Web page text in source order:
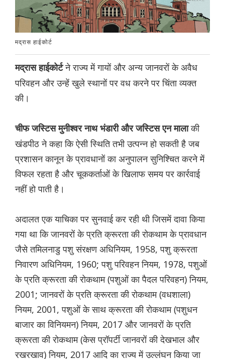
मद्रास हाईकोर्ट
मद्रास हाईकोर्टने राज्य में गायों और अन्य जानवरों के अवैध
परिवहन और उन्हें खुले स्थानों पर वध करने पर चिंता व्यक्त
की।
चीफ जस्टिस मुनीश्वर नाथ भंडारी और जस्टिस एन मालाकी
खंडपीठ ने कहा कि ऐसी स्थिति तभी उत्पन्न हो सकती है जब
प्रशासन कानून के प्रावधानों का अनुपालन सुनिश्चित करने में
विफल रहता है और चूककर्ताओं के खिलाफ समय पर कार्रवाई
नहीं हो पाती है।
अदालत एक याचिका पर सुनवाई कर रही थी जिसमें दावा किया
गया था कि जानवरों के प्रति क्रूरता की रोकथाम के प्रावधान
जैसे तमिलनाडु पशु संरक्षण अधिनियम, 1958, पशु क्रूरता
निवारण अधिनियम, 1960; पशु परिवहन नियम, 1978, पशुओं
के प्रति क्रूरता की रोकथाम (पशुओं का पैदल परिवहन) नियम,
2001; जानवरों के प्रति क्रूरता की रोकथाम (वधशाला)
नियम, 2001, पशुओं के साथ क्रूरता की रोकथाम (पशुधन
बाजार का विनियमन) नियम, 2017 और जानवरों के प्रति
क्रूरता की रोकथाम (केस प्रॉपर्टी जानवरों की देखभाल और
रखरखाव) नियम, 2017 आदि का राज्य में उल्लंघन किया जा